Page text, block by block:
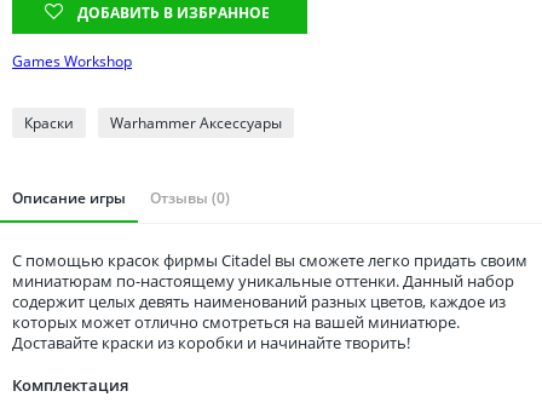
Тверская область
Удмуртия
ДОБАВИТЬ В ИЗБРАННОЕ
Games Workshop
Краски Warhammer Аксессуары
Описание игры Отзывы (0)
С помощью красок фирмы Citadel вы сможете легко придать своим
миниатюрам по-настоящему уникальные оттенки. Данный набор
содержит целых девять наименований разных цветов, каждое из
которых может отлично смотреться на вашей миниатюре.
Доставайте краски из коробки и начинайте творить!
Комплектация